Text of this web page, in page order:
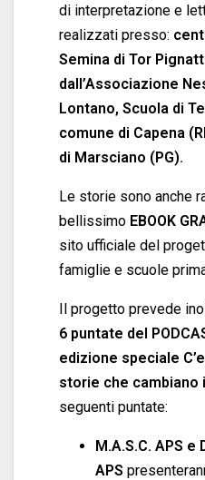
di interpretazione e
realizzati presso:
Semina di Tor
dall’Associazione
Lontano, Scuola di
comune di Capena
di Marsciano (PG).
Le storie sono anche
bellissimo EBOOK
sito ufficiale del
famiglie e scuole
Il progetto prevede
6 puntate del
edizione speciale
storie che cambiano
seguenti puntate:
M.A.S.C. APS e
APS